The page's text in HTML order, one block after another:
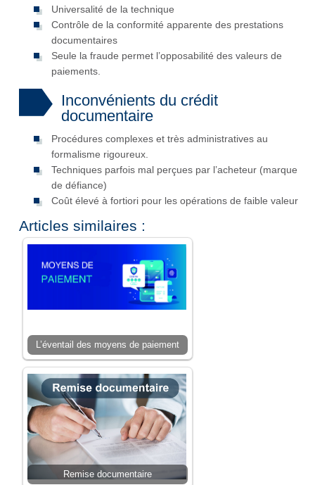
Universalité de la technique
Contrôle de la conformité apparente des prestations
documentaires
Seule la fraude permet l’opposabilité des valeurs de
paiements.
Inconvénients du crédit
documentaire
Procédures complexes et très administratives au
formalisme rigoureux.
Techniques parfois mal perçues par l’acheteur (marque
de défiance)
Coût élevé à fortiori pour les opérations de faible valeur
Articles similaires :
L’éventail des moyens de paiement
Remise documentaire